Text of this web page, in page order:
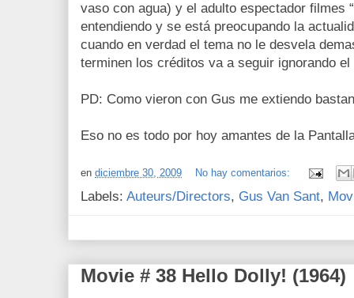
vaso con agua) y el adulto espectador filmes
entendiendo y se está preocupando la
cuando en verdad el tema no le desvela
terminen los créditos va a seguir ignorando
PD: Como vieron con Gus me extiendo
Eso no es todo por hoy amantes de la
en diciembre 30, 2009 No hay comentarios:
Labels: Auteurs/Directors, Gus Van Sant,
Movie # 38 Hello Dolly! (1964)